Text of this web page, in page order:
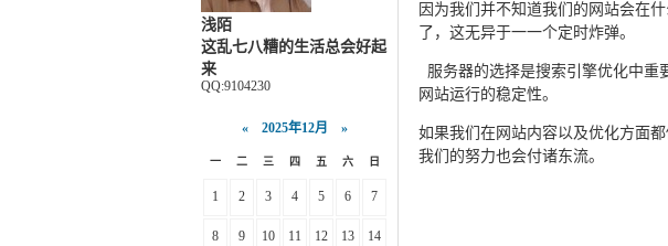
浅陌
这乱七八糟的生活总会好起
来
QQ:9104230
« 2025年12月 »
一 二 三 四 五 六 日
1 2 3 4 5 6 7
8 9 10 11 12 13 14
因为我们并不知道我们的网站会在
了，这无异于一一个定时炸弹。
服务器的选择是搜索引擎优化中重
网站运行的稳定性。
如果我们在网站内容以及优化方面
我们的努力也会付诸东流。